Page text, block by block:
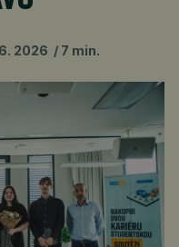
2026 7 min.